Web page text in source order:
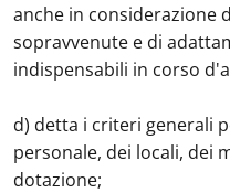
anche in considerazione
sopravvenute e di
indispensabili in corso
d) detta i criteri generali
personale, dei locali, dei
dotazione;